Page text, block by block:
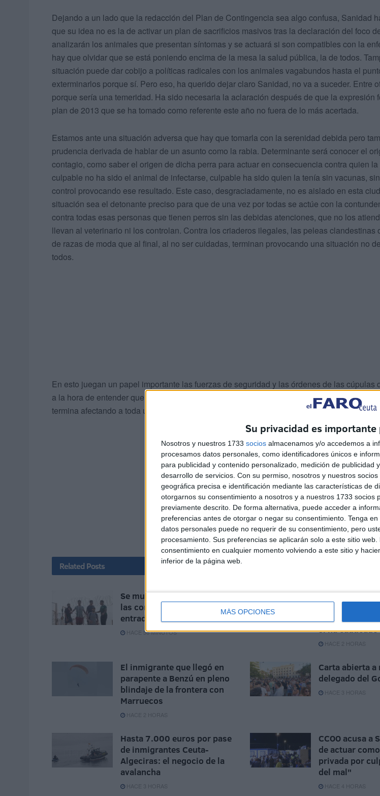
Su privacidad es
Nosotros y nuestros 1733 socios almacenamos y/o accedemos a
procesamos datos personales, como identificadores únicos e
para publicidad y contenido personalizado, medición de publicidad
desarrollo de servicios. Con su permiso, nosotros y nuestros
geográfica precisa e identificación mediante las características de
otorgarnos su consentimiento a nosotros y a nuestros 1733 socios
previamente descrito. De forma alternativa, puede acceder a
preferencias antes de otorgar o negar su consentimiento. Tenga
datos personales puede no requerir de su consentimiento, pero
procesamiento. Sus preferencias se aplicarán solo a este sitio
consentimiento en cualquier momento volviendo a este sitio y
inferior de la página web.
MÁS OPCIONES
Dejando a un lado que la redacción del Plan de Contingencia sea algo confusa, Sanidad
que su idea no es la de activar un plan de sacrificios masivos tras la declaración del foco
analizarán los animales que presentan síntomas y se actuará si son compatibles con la
hay que olvidar que se está poniendo encima de la mesa la salud pública, la de todos.
situación puede dar cobijo a políticas radicales con los animales vagabundos hasta el
exterminarlos porque sí. Pero eso, ha querido dejar claro Sanidad, no va a suceder. Entre
porque sería una temeridad. Ha sido necesaria la aclaración después de que la expresión
plan de 2013 que se ha tomado como referente este año no fuera de lo más acertada.
Estamos ante una situación adversa que hay que tomarla con la serenidad debida pero
prudencia derivada de hablar de un asunto como la rabia. Determinante será conocer el
contagio, como saber el origen de dicha perra para actuar en consecuencia contra quien
culpable no ha sido el animal de infectarse, culpable ha sido quien la tenía sin vacunas,
control provocando ese resultado. Este caso, desgraciadamente, no es aislado en esta
situación sea el detonante preciso para que de una vez por todas se actúe con la
contra todas esas personas que tienen perros sin las debidas atenciones, que no los
llevan al veterinario ni los controlan. Contra los criaderos ilegales, las peleas clandestinas
de razas de moda que al final, al no ser cuidadas, terminan provocando una situación no
todos.
En esto juegan un papel importante las fuerzas de seguridad y las órdenes de las cúpulas
a la hora de entender que los temas vinculados con el trato animal no es interés de cuatro
termina afectando a toda una ciudad.
Related Posts
Se multiplican en Marruecos
las convocatorias para una
entrada masiva a España
HACE 56 MINUTOS
¿Has
cada dos
si ha caducado
HACE 2 HORAS
El inmigrante que llegó en
parapente a Benzú en pleno
blindaje de la frontera con
Marruecos
HACE 2 HORAS
Carta abierta a
delegado del
HACE 3 HORAS
Hasta 7.000 euros por pase
de inmigrantes Ceuta-
Algeciras: el negocio de la
avalancha
HACE 3 HORAS
CCOO acusa a
de actuar
privada por
del mal"
HACE 4 HORAS